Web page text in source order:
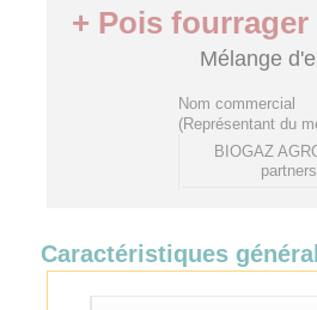
+ Pois
Mélange
Nom commercial
(Représentant du
BIOGAZ
Caractéristiques